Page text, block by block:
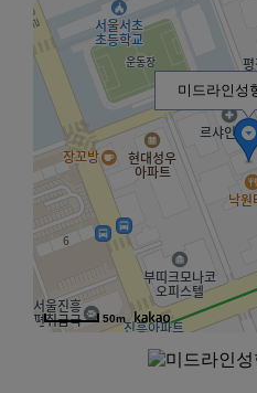
미드라인성
50m